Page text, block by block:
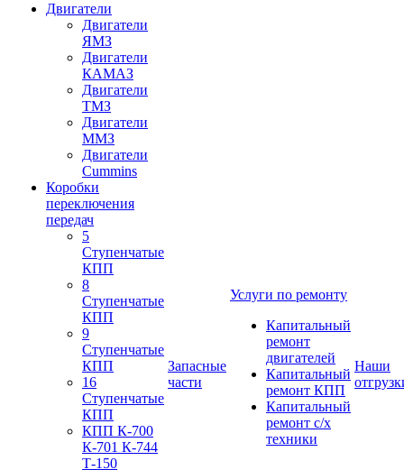
Двигатели
Двигатели
ЯМЗ
Двигатели
КАМАЗ
Двигатели
ТМЗ
Двигатели
ММЗ
Двигатели
Cummins
Коробки
переключения
передач
5
Ступенчатые
КПП
8
Ступенчатые
КПП
9
Ступенчатые
КПП
16
Ступенчатые
КПП
КПП К-700
К-701 К-744
Т-150
Запасные
части
Услуги по ремонту
Капитальный
ремонт
двигателей
Капитальный
ремонт КПП
Капитальный
ремонт с/х
техники
Наши